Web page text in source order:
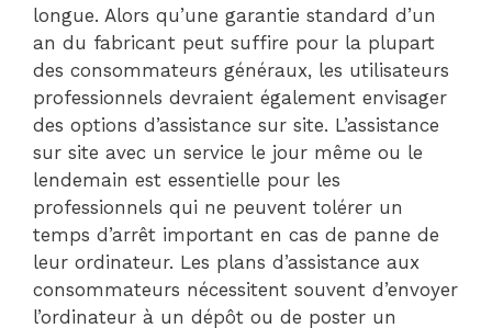
longue. Alors qu’une garantie standard d’un
an du fabricant peut suffire pour la plupart
des consommateurs généraux, les utilisateurs
professionnels devraient également envisager
des options d’assistance sur site. L’assistance
sur site avec un service le jour même ou le
lendemain est essentielle pour les
professionnels qui ne peuvent tolérer un
temps d’arrêt important en cas de panne de
leur ordinateur. Les plans d’assistance aux
consommateurs nécessitent souvent d’envoyer
l’ordinateur à un dépôt ou de poster un